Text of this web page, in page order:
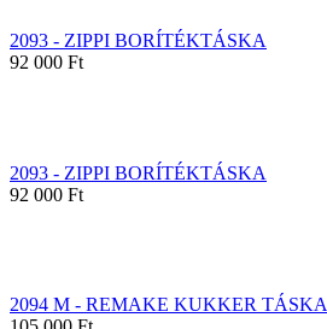
2093 - ZIPPI BORÍTÉKTÁSKA
92 000 Ft
2093 - ZIPPI BORÍTÉKTÁSKA
92 000 Ft
2094 M - REMAKE KUKKER TÁSKA